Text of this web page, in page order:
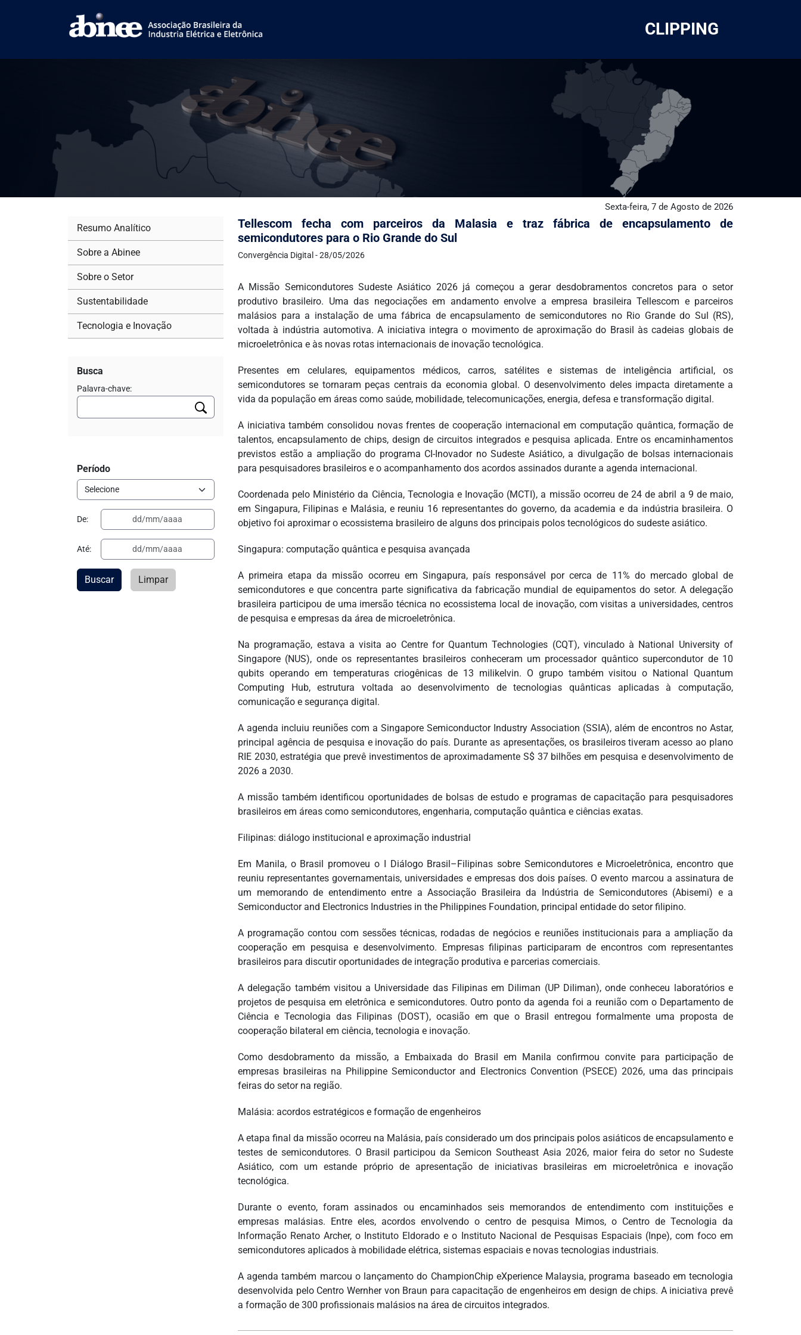
CLIPPING
Sexta-feira, 7 de Agosto de 2026
Tellescom fecha com parceiros da Malasia e traz fábrica de encapsulamento de
semicondutores para o Rio Grande do Sul
Convergência Digital - 28/05/2026
A Missão Semicondutores Sudeste Asiático 2026 já começou a gerar desdobramentos concretos para o setor
produtivo brasileiro. Uma das negociações em andamento envolve a empresa brasileira Tellescom e parceiros
malásios para a instalação de uma fábrica de encapsulamento de semicondutores no Rio Grande do Sul (RS),
voltada à indústria automotiva. A iniciativa integra o movimento de aproximação do Brasil às cadeias globais de
microeletrônica e às novas rotas internacionais de inovação tecnológica.
Presentes em celulares, equipamentos médicos, carros, satélites e sistemas de inteligência artificial, os
semicondutores se tornaram peças centrais da economia global. O desenvolvimento deles impacta diretamente a
vida da população em áreas como saúde, mobilidade, telecomunicações, energia, defesa e transformação digital.
A iniciativa também consolidou novas frentes de cooperação internacional em computação quântica, formação de
talentos, encapsulamento de chips, design de circuitos integrados e pesquisa aplicada. Entre os encaminhamentos
previstos estão a ampliação do programa CI-Inovador no Sudeste Asiático, a divulgação de bolsas internacionais
para pesquisadores brasileiros e o acompanhamento dos acordos assinados durante a agenda internacional.
Coordenada pelo Ministério da Ciência, Tecnologia e Inovação (MCTI), a missão ocorreu de 24 de abril a 9 de maio,
em Singapura, Filipinas e Malásia, e reuniu 16 representantes do governo, da academia e da indústria brasileira. O
objetivo foi aproximar o ecossistema brasileiro de alguns dos principais polos tecnológicos do sudeste asiático.
Singapura: computação quântica e pesquisa avançada
A primeira etapa da missão ocorreu em Singapura, país responsável por cerca de 11% do mercado global de
semicondutores e que concentra parte significativa da fabricação mundial de equipamentos do setor. A delegação
brasileira participou de uma imersão técnica no ecossistema local de inovação, com visitas a universidades, centros
de pesquisa e empresas da área de microeletrônica.
Na programação, estava a visita ao Centre for Quantum Technologies (CQT), vinculado à National University of
Singapore (NUS), onde os representantes brasileiros conheceram um processador quântico supercondutor de 10
qubits operando em temperaturas criogênicas de 13 milikelvin. O grupo também visitou o National Quantum
Computing Hub, estrutura voltada ao desenvolvimento de tecnologias quânticas aplicadas à computação,
comunicação e segurança digital.
A agenda incluiu reuniões com a Singapore Semiconductor Industry Association (SSIA), além de encontros no Astar,
principal agência de pesquisa e inovação do país. Durante as apresentações, os brasileiros tiveram acesso ao plano
RIE 2030, estratégia que prevê investimentos de aproximadamente S$ 37 bilhões em pesquisa e desenvolvimento de
2026 a 2030.
A missão também identificou oportunidades de bolsas de estudo e programas de capacitação para pesquisadores
brasileiros em áreas como semicondutores, engenharia, computação quântica e ciências exatas.
Filipinas: diálogo institucional e aproximação industrial
Em Manila, o Brasil promoveu o I Diálogo Brasil–Filipinas sobre Semicondutores e Microeletrônica, encontro que
reuniu representantes governamentais, universidades e empresas dos dois países. O evento marcou a assinatura de
um memorando de entendimento entre a Associação Brasileira da Indústria de Semicondutores (Abisemi) e a
Semiconductor and Electronics Industries in the Philippines Foundation, principal entidade do setor filipino.
A programação contou com sessões técnicas, rodadas de negócios e reuniões institucionais para a ampliação da
cooperação em pesquisa e desenvolvimento. Empresas filipinas participaram de encontros com representantes
brasileiros para discutir oportunidades de integração produtiva e parcerias comerciais.
A delegação também visitou a Universidade das Filipinas em Diliman (UP Diliman), onde conheceu laboratórios e
projetos de pesquisa em eletrônica e semicondutores. Outro ponto da agenda foi a reunião com o Departamento de
Ciência e Tecnologia das Filipinas (DOST), ocasião em que o Brasil entregou formalmente uma proposta de
cooperação bilateral em ciência, tecnologia e inovação.
Como desdobramento da missão, a Embaixada do Brasil em Manila confirmou convite para participação de
empresas brasileiras na Philippine Semiconductor and Electronics Convention (PSECE) 2026, uma das principais
feiras do setor na região.
Malásia: acordos estratégicos e formação de engenheiros
A etapa final da missão ocorreu na Malásia, país considerado um dos principais polos asiáticos de encapsulamento e
testes de semicondutores. O Brasil participou da Semicon Southeast Asia 2026, maior feira do setor no Sudeste
Asiático, com um estande próprio de apresentação de iniciativas brasileiras em microeletrônica e inovação
tecnológica.
Durante o evento, foram assinados ou encaminhados seis memorandos de entendimento com instituições e
empresas malásias. Entre eles, acordos envolvendo o centro de pesquisa Mimos, o Centro de Tecnologia da
Informação Renato Archer, o Instituto Eldorado e o Instituto Nacional de Pesquisas Espaciais (Inpe), com foco em
semicondutores aplicados à mobilidade elétrica, sistemas espaciais e novas tecnologias industriais.
A agenda também marcou o lançamento do ChampionChip eXperience Malaysia, programa baseado em tecnologia
desenvolvida pelo Centro Wernher von Braun para capacitação de engenheiros em design de chips. A iniciativa prevê
a formação de 300 profissionais malásios na área de circuitos integrados.
Resumo Analítico
Sobre a Abinee
Sobre o Setor
Sustentabilidade
Tecnologia e Inovação
Busca
Palavra-chave:
Período
De:
Até:
Buscar Limpar